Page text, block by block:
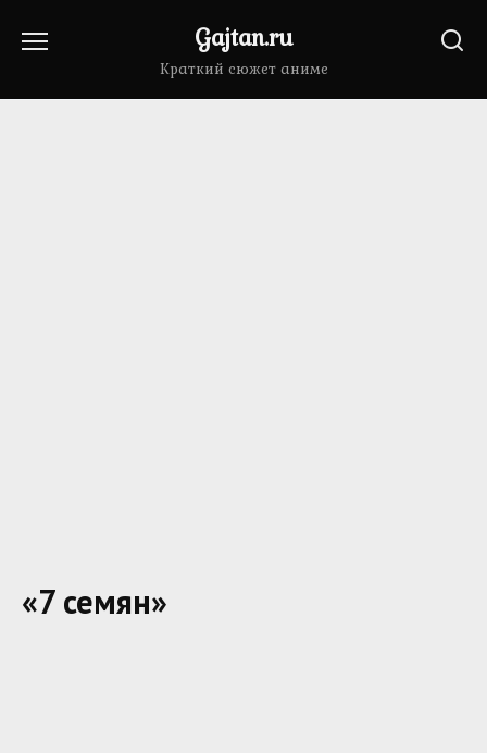
Gajtan.ru
Краткий сюжет аниме
«7 семян»